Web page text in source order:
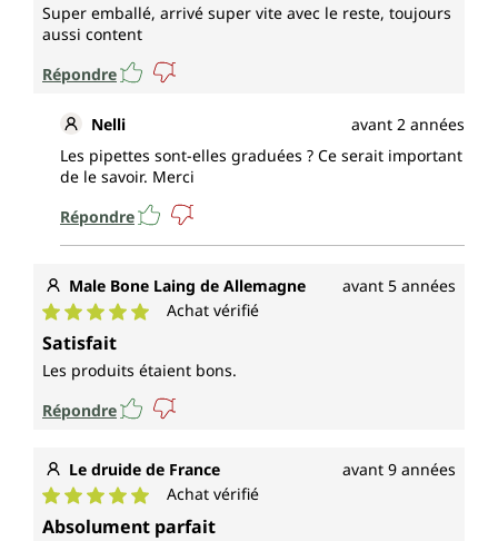
Super emballé, arrivé super vite avec le reste, toujours
aussi content
Répondre
Nelli
avant 2 années
Les pipettes sont-elles graduées ? Ce serait important
de le savoir. Merci
Répondre
Male Bone Laing de Allemagne avant 5 années
Note moyenne de 5 sur 5 étoiles
Achat vérifié
Satisfait
Les produits étaient bons.
Répondre
Le druide de France avant 9 années
Note moyenne de 5 sur 5 étoiles
Achat vérifié
Absolument parfait